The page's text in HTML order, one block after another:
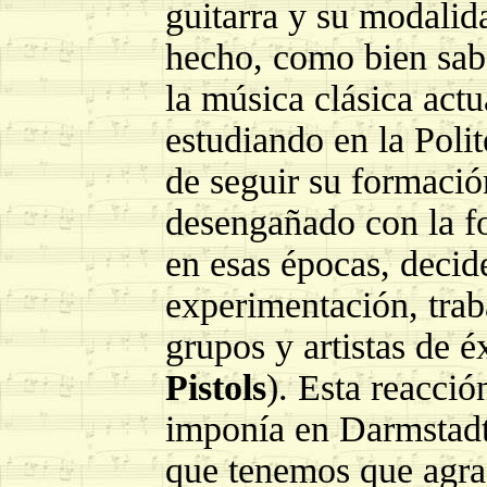
guitarra y su
hecho, como bien
la música clásica
estudiando en la
de seguir su
desengañado con la
en esas épocas,
experimentación,
grupos y artistas de
Pistols). Esta
imponía en
que tenemos que